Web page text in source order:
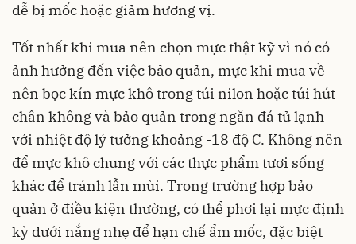
dễ bị mốc hoặc giảm hương vị.
Tốt nhất khi mua nên chọn mực thật kỹ vì nó có
ảnh hưởng đến việc bảo quản, mực khi mua về
nên bọc kín mực khô trong túi nilon hoặc túi hút
chân không và bảo quản trong ngăn đá tủ lạnh
với nhiệt độ lý tưởng khoảng -18 độ C. Không nên
để mực khô chung với các thực phẩm tươi sống
khác để tránh lẫn mùi. Trong trường hợp bảo
quản ở điều kiện thường, có thể phơi lại mực định
kỳ dưới nắng nhẹ để hạn chế ẩm mốc, đặc biệt